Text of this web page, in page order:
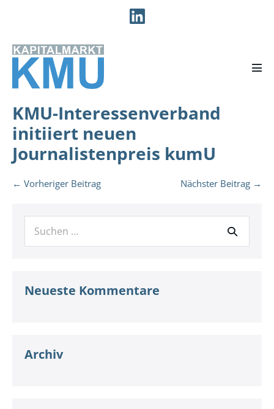
KMU-Interessenverband
initiiert neuen
Journalistenpreis kumU
Beitragsnavigation
← Vorheriger Beitrag Nächster Beitrag →
nach:
Neueste Kommentare
Archiv